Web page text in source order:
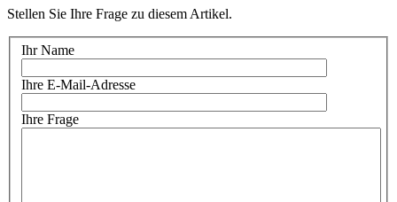
Stellen Sie Ihre Frage zu diesem Artikel.
Ihr Name
Ihre E-Mail-Adresse
Ihre Frage